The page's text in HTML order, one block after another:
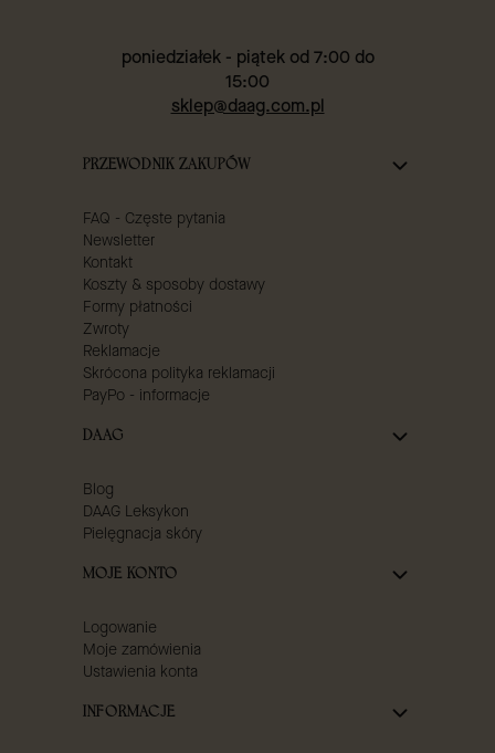
poniedziałek - piątek od 7:00 do
15:00
sklep@daag.com.pl
Linki w stopce
PRZEWODNIK ZAKUPÓW
FAQ - Częste pytania
Newsletter
Kontakt
Koszty & sposoby dostawy
Formy płatności
Zwroty
Reklamacje
Skrócona polityka reklamacji
PayPo - informacje
DAAG
Blog
DAAG Leksykon
Pielęgnacja skóry
MOJE KONTO
Logowanie
Moje zamówienia
Ustawienia konta
INFORMACJE